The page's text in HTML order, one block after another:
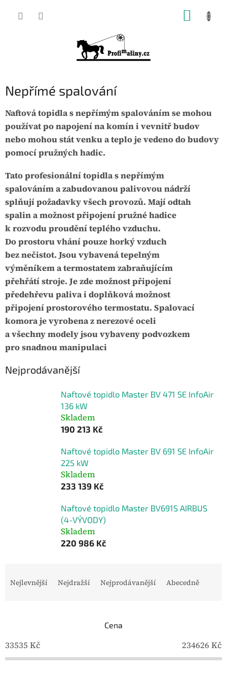
Nepřímé spalování
Naftová topidla s nepřímým spalováním se mohou
používat po napojení na komín i vevnitř budov
nebo mohou stát venku a teplo je vedeno do budovy
pomocí pružných hadic.
Tato profesionální topidla s nepřímým
spalováním a zabudovanou palivovou nádrží
splňují požadavky všech provozů. Mají odtah
spalin a možnost připojení pružné hadice
k rozvodu proudění teplého vzduchu.
Do prostoru vhání pouze horký vzduch
bez nečistot. Jsou vybavená tepelným
výměníkem a termostatem zabraňujícím
přehřátí stroje. Je zde možnost připojení
předehřevu paliva i doplňková možnost
připojení prostorového termostatu. Spalovací
komora je vyrobena z nerezové oceli
a všechny modely jsou vybaveny podvozkem
pro snadnou manipulaci
Nejprodávanější
Naftové topidlo Master BV 471 SE InfoAir
136 kW
Skladem
190 213 Kč
Naftové topidlo Master BV 691 SE InfoAir
225 kW
Skladem
233 139 Kč
Naftové topidlo Master BV691S AIRBUS
(4-VÝVODY)
Skladem
220 986 Kč
r
o
Nejlevnější Nejdražší Nejprodávanější Abecedně
Cena
33535 Kč 234626 Kč